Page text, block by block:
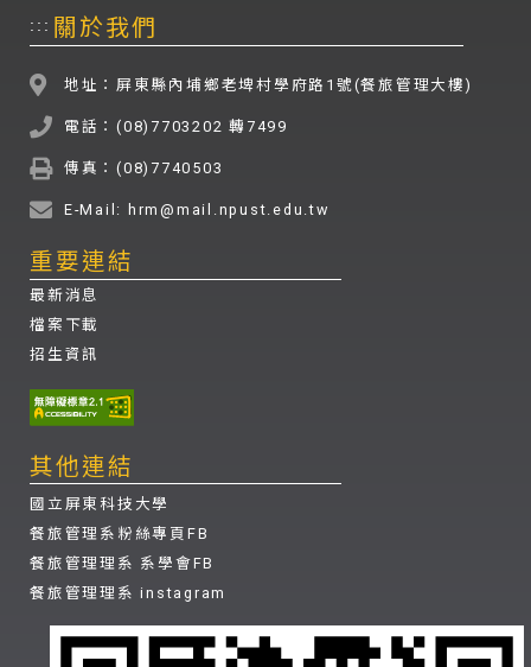
::: 關於我們
地址：屏東縣內埔鄉老埤村學府路1號(餐旅管理大樓)
電話：(08)7703202 轉7499
傳真：(08)7740503
E-Mail: hrm@mail.npust.edu.tw
重要連結
最新消息
檔案下載
招生資訊
其他連結
國立屏東科技大學
餐旅管理系粉絲專頁FB
餐旅管理理系 系學會FB
餐旅管理理系 instagram